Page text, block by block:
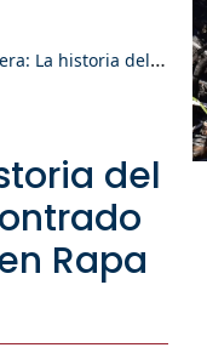
nuevo moái encontrado por estudiantes en Rapa Nui
del
Rapa